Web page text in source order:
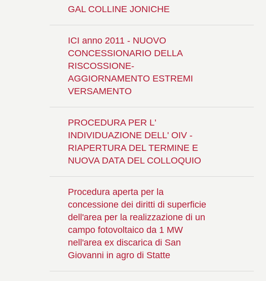
GAL COLLINE JONICHE
ICI anno 2011 - NUOVO
CONCESSIONARIO DELLA
RISCOSSIONE-
AGGIORNAMENTO ESTREMI
VERSAMENTO
PROCEDURA PER L'
INDIVIDUAZIONE DELL' OIV -
RIAPERTURA DEL TERMINE E
NUOVA DATA DEL COLLOQUIO
Procedura aperta per la
concessione dei diritti di superficie
dell'area per la realizzazione di un
campo fotovoltaico da 1 MW
nell'area ex discarica di San
Giovanni in agro di Statte